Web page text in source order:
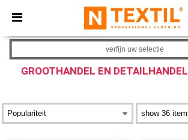
× Ntextil-app
Betere prijzen in de app!
GROOTHANDEL EN DETAILHANDEL
verfijn uw selectie